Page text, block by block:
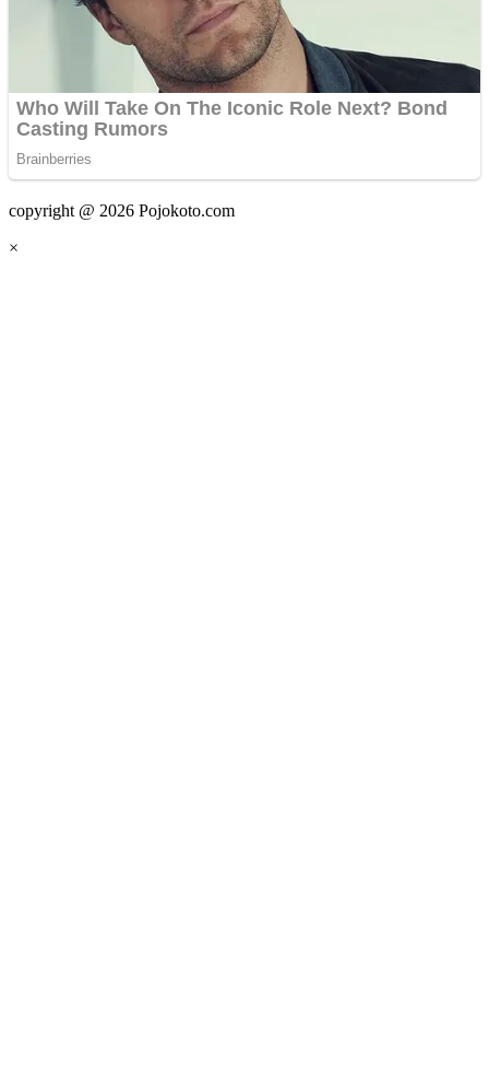
copyright @ 2026 Pojokoto.com
×